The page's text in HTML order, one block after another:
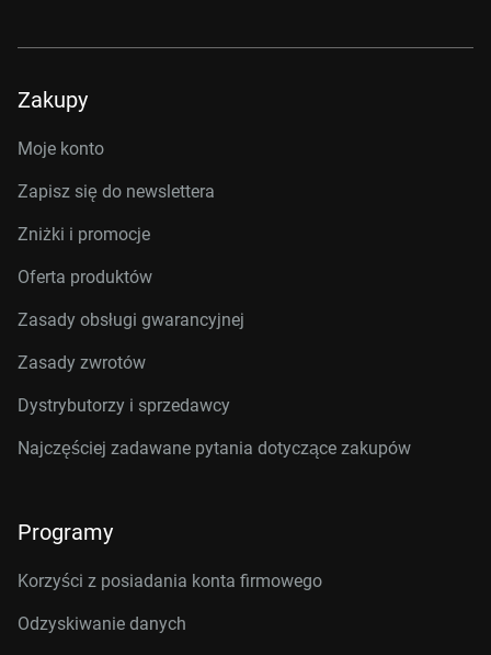
Zakupy
Moje konto
Zapisz się do newslettera
Zniżki i promocje
Oferta produktów
Zasady obsługi gwarancyjnej
Zasady zwrotów
Dystrybutorzy i sprzedawcy
Najczęściej zadawane pytania dotyczące zakupów
Programy
Korzyści z posiadania konta firmowego
Odzyskiwanie danych